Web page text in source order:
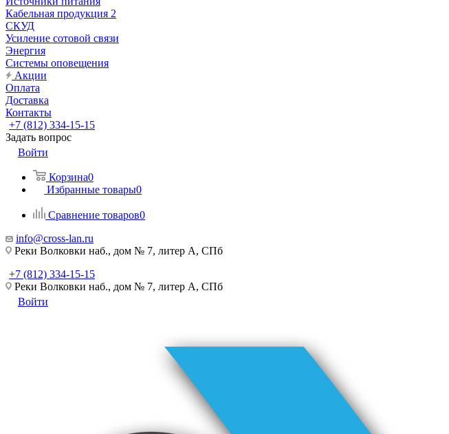
Кабельная продукция 2
СКУД
Усиление сотовой связи
Энергия
Системы оповещения
Акции
Оплата
Доставка
Контакты
+7 (812) 334-15-15
Задать вопрос
Войти
Корзина0
Избранные товары0
Сравнение товаров0
info@cross-lan.ru
Реки Волковки наб., дом № 7, литер А, СПб
+7 (812) 334-15-15
Реки Волковки наб., дом № 7, литер А, СПб
Войти